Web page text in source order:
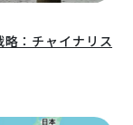
：チャイナリス